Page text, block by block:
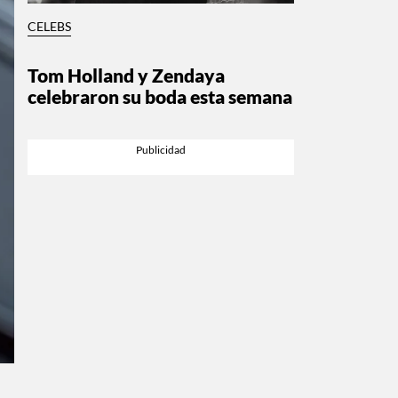
CELEBS
Tom Holland y Zendaya
celebraron su boda esta semana